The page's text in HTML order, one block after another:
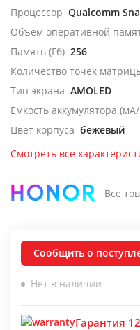
Процессор Qualcomm
Объем оперативной
Память (Гб) 256
Количество точек
Тип экрана AMOLED
Емкость аккумулятора
Цвет корпуса бежевый
Смотреть все
Все
Сообщить о
Нет в наличии
Гарантия